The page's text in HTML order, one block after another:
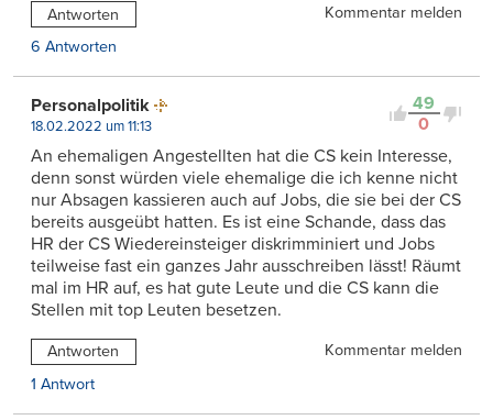
Antworten
Kommentar melden
6 Antworten
49
0
Personalpolitik
18.02.2022 um 11:13
An ehemaligen Angestellten hat die CS kein Interesse,
denn sonst würden viele ehemalige die ich kenne nicht
nur Absagen kassieren auch auf Jobs, die sie bei der CS
bereits ausgeübt hatten. Es ist eine Schande, dass das
HR der CS Wiedereinsteiger diskrimminiert und Jobs
teilweise fast ein ganzes Jahr ausschreiben lässt! Räumt
mal im HR auf, es hat gute Leute und die CS kann die
Stellen mit top Leuten besetzen.
Antworten
Kommentar melden
1 Antwort